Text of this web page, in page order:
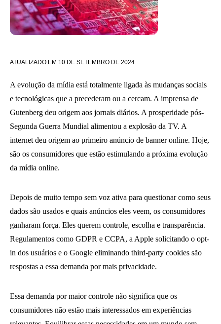
ATUALIZADO EM 10 DE SETEMBRO DE 2024
A evolução da mídia está totalmente ligada às mudanças sociais
e tecnológicas que a precederam ou a cercam. A imprensa de
Gutenberg deu origem aos jornais diários. A prosperidade pós-
Segunda Guerra Mundial alimentou a explosão da TV. A
internet deu origem ao primeiro anúncio de banner online. Hoje,
são os consumidores que estão estimulando a próxima evolução
da mídia online.
Depois de muito tempo sem voz ativa para questionar como seus
dados são usados e quais anúncios eles veem, os consumidores
ganharam força. Eles querem controle, escolha e transparência.
Regulamentos como GDPR e CCPA, a Apple solicitando o opt-
in dos usuários e o Google eliminando third-party cookies são
respostas a essa demanda por mais privacidade.
Essa demanda por maior controle não significa que os
consumidores não estão mais interessados em experiências